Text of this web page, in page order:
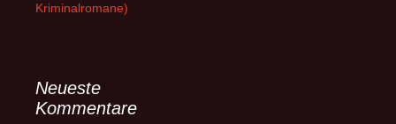
Kriminalromane)
Neueste
Kommentare